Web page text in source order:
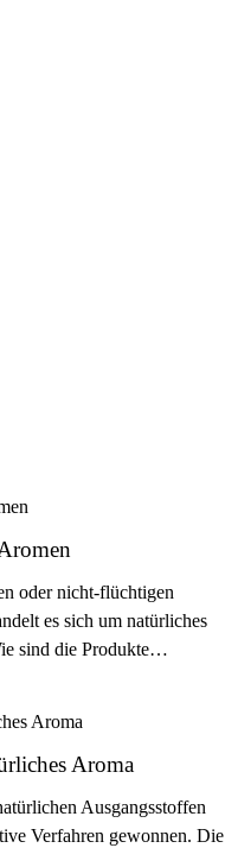
oder nicht-flüchtigen
es sich um natürliches
sind die Produkte…
Aroma
Ausgangsstoffen
Verfahren gewonnen. Die